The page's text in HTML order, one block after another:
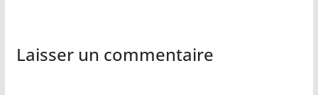
Laisser un commentaire